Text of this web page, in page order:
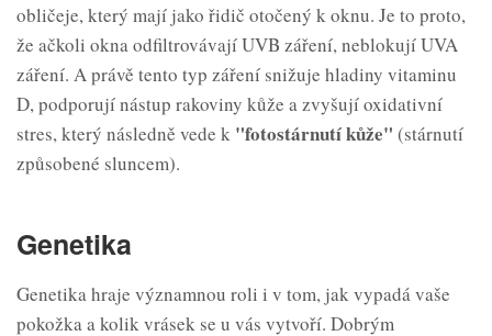
obličeje, který mají jako řidič otočený k oknu. Je to proto,
že ačkoli okna odfiltrovávají UVB záření, neblokují UVA
záření. A právě tento typ záření snižuje hladiny vitaminu
D, podporují nástup rakoviny kůže a zvyšují oxidativní
stres, který následně vede k "fotostárnutíkůže" (stárnutí
způsobené sluncem).
Genetika
Genetika hraje významnou roli i v tom, jak vypadá vaše
pokožka a kolik vrásek se u vás vytvoří. Dobrým